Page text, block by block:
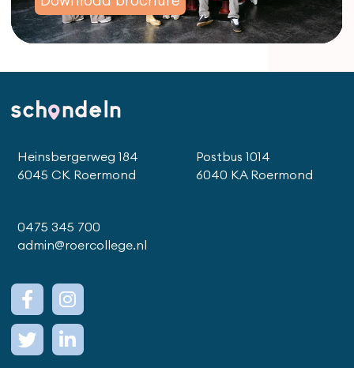
Heinsbergerweg 184
6045 CK Roermond
Postbus 1014
6040 KA Roermond
0475 345 700
admin@roercollege.nl